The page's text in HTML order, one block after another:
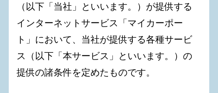
（以下「当社」といいます。）が提供する
インターネットサービス「マイカーポー
ト」において、当社が提供する各種サービ
ス（以下「本サービス」といいます。）の
提供の諸条件を定めたものです。